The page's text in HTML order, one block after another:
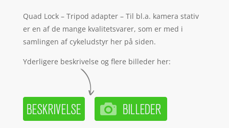
Quad Lock – Tripod adapter – Til bl.a. kamera stativ
er en af de mange kvalitetsvarer, som er med i
samlingen af cykeludstyr her på siden.
Yderligere beskrivelse og flere billeder her: